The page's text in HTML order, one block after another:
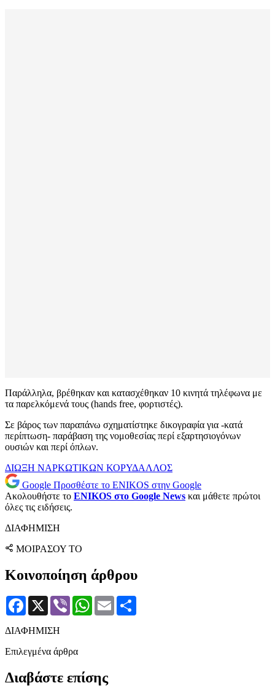
Παράλληλα, βρέθηκαν και κατασχέθηκαν 10 κινητά τηλέφωνα με
τα παρελκόμενά τους (hands free, φορτιστές).
Σε βάρος των παραπάνω σχηματίστηκε δικογραφία για -κατά
περίπτωση- παράβαση της νομοθεσίας περί εξαρτησιογόνων
ουσιών και περί όπλων.
ΔΙΩΞΗ ΝΑΡΚΩΤΙΚΩΝ ΚΟΡΥΔΑΛΛΟΣ
Google Προσθέστε το ENIKOS στην Google
Ακολουθήστε το ENIKOS στο Google News και μάθετε πρώτοι
όλες τις ειδήσεις.
ΔΙΑΦΗΜΙΣΗ
ΜΟΙΡΑΣΟΥ ΤΟ
Κοινοποίηση άρθρου
Facebook
X Viber WhatsApp
Email
ΔΙΑΦΗΜΙΣΗ
Επιλεγμένα άρθρα
Διαβάστε επίσης